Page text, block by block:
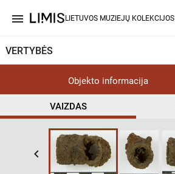
menu LIETUVOS MUZIEJŲ KOLEKCIJOS
VERTYBĖS
Objekto informacija
VAIZDAS
keyboard_arrow_left